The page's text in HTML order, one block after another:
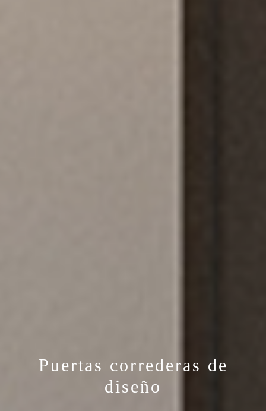
Puertas correderas de
diseño